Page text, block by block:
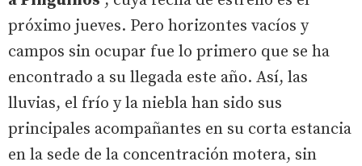
próximo jueves. Pero horizontes vacíos y
campos sin ocupar fue lo primero que se ha
encontrado a su llegada este año. Así, las
lluvias, el frío y la niebla han sido sus
principales acompañantes en su corta estancia
en la sede de la concentración motera, sin